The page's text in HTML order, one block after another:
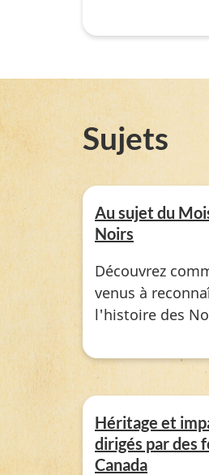
e
s
N
o
i
s
Sujets
Au sujet du
Noirs
Découvrez
venus à
l'histoire des
Héritage et
dirigés par des
Canada